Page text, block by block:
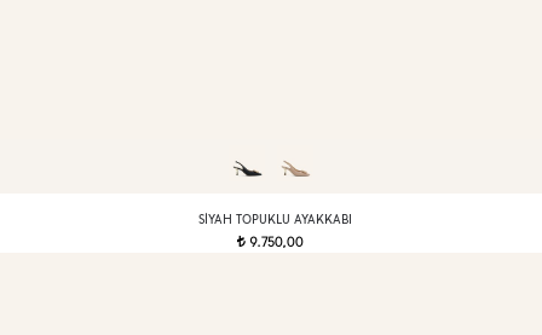
SIYAH TOPUKLU AYAKKABI
t9.750,00